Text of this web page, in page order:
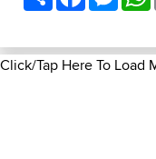
Click/Tap Here To Load